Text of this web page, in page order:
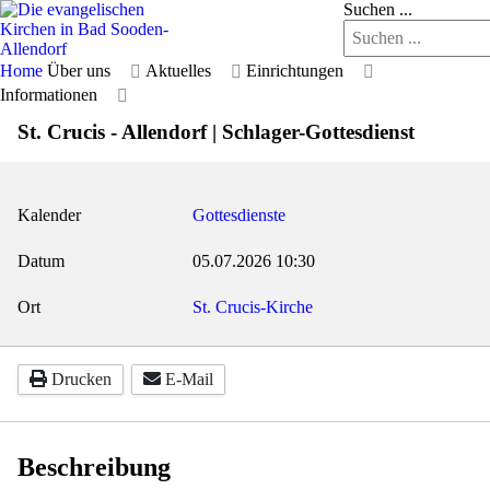
Suchen ...
Home Über uns Aktuelles
Einrichtungen
Informationen
St. Crucis - Allendorf | Schlager-Gottesdienst
Kalender Gottesdienste
Datum 05.07.2026 10:30
Ort St. Crucis-Kirche
Drucken E-Mail
Beschreibung